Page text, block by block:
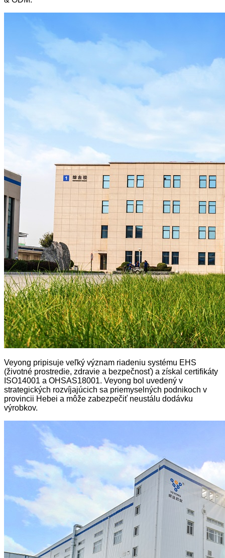
Veyong pripisuje veľký význam riadeniu systému EHS
(životné prostredie, zdravie a bezpečnosť) a získal certifikáty
ISO14001 a OHSAS18001. Veyong bol uvedený v
strategických rozvíjajúcich sa priemyselných podnikoch v
provincii Hebei a môže zabezpečiť neustálu dodávku
výrobkov.